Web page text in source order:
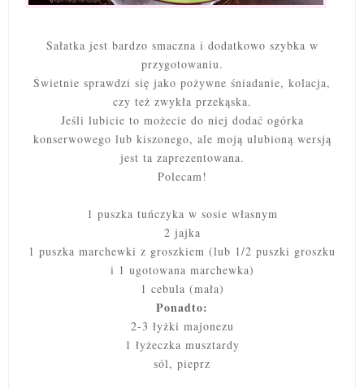
Sałatka jest bardzo smaczna i dodatkowo szybka w
przygotowaniu.
Świetnie sprawdzi się jako pożywne śniadanie, kolacja,
czy też zwykła przekąska.
Jeśli lubicie to możecie do niej dodać ogórka
konserwowego lub kiszonego, ale moją ulubioną wersją
jest ta zaprezentowana.
Polecam!
1 puszka tuńczyka w sosie własnym
2 jajka
1 puszka marchewki z groszkiem (lub 1/2 puszki groszku
i 1 ugotowana marchewka)
1 cebula (mała)
Ponadto:
2-3 łyżki majonezu
1 łyżeczka musztardy
sól, pieprz